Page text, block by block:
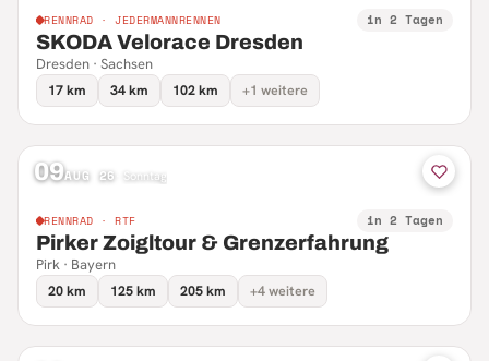
RENNRAD · JEDERMANNRENNEN in 2 Tagen
SKODA Velorace Dresden
Dresden · Sachsen
17 km
34 km 102 km +1 weitere
09AUG 26 Sonntag
RENNRAD · RTF in 2 Tagen
Pirker Zoigltour & Grenzerfahrung
Pirk · Bayern
20 km
125 km 205 km +4 weitere